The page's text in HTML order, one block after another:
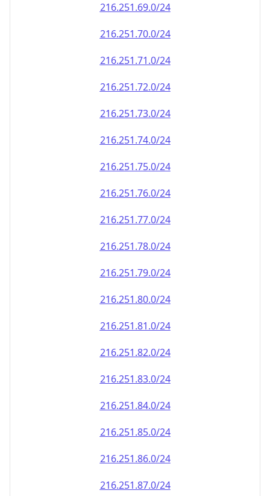
216.251.69.0/24
216.251.70.0/24
216.251.71.0/24
216.251.72.0/24
216.251.73.0/24
216.251.74.0/24
216.251.75.0/24
216.251.76.0/24
216.251.77.0/24
216.251.78.0/24
216.251.79.0/24
216.251.80.0/24
216.251.81.0/24
216.251.82.0/24
216.251.83.0/24
216.251.84.0/24
216.251.85.0/24
216.251.86.0/24
216.251.87.0/24